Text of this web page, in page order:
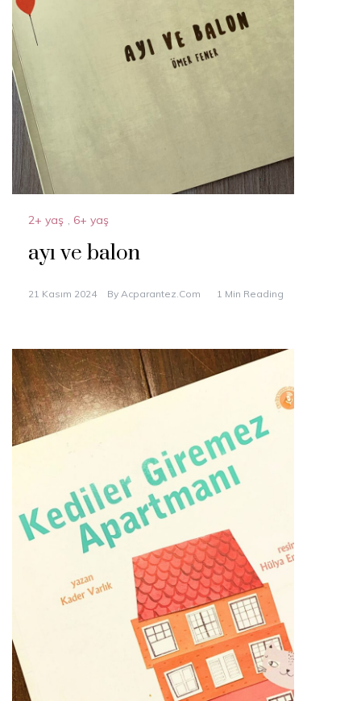
2+ yaş , 6+ yaş
ayı ve balon
21 Kasım 2024 By Acparantez.com 1 Min Reading